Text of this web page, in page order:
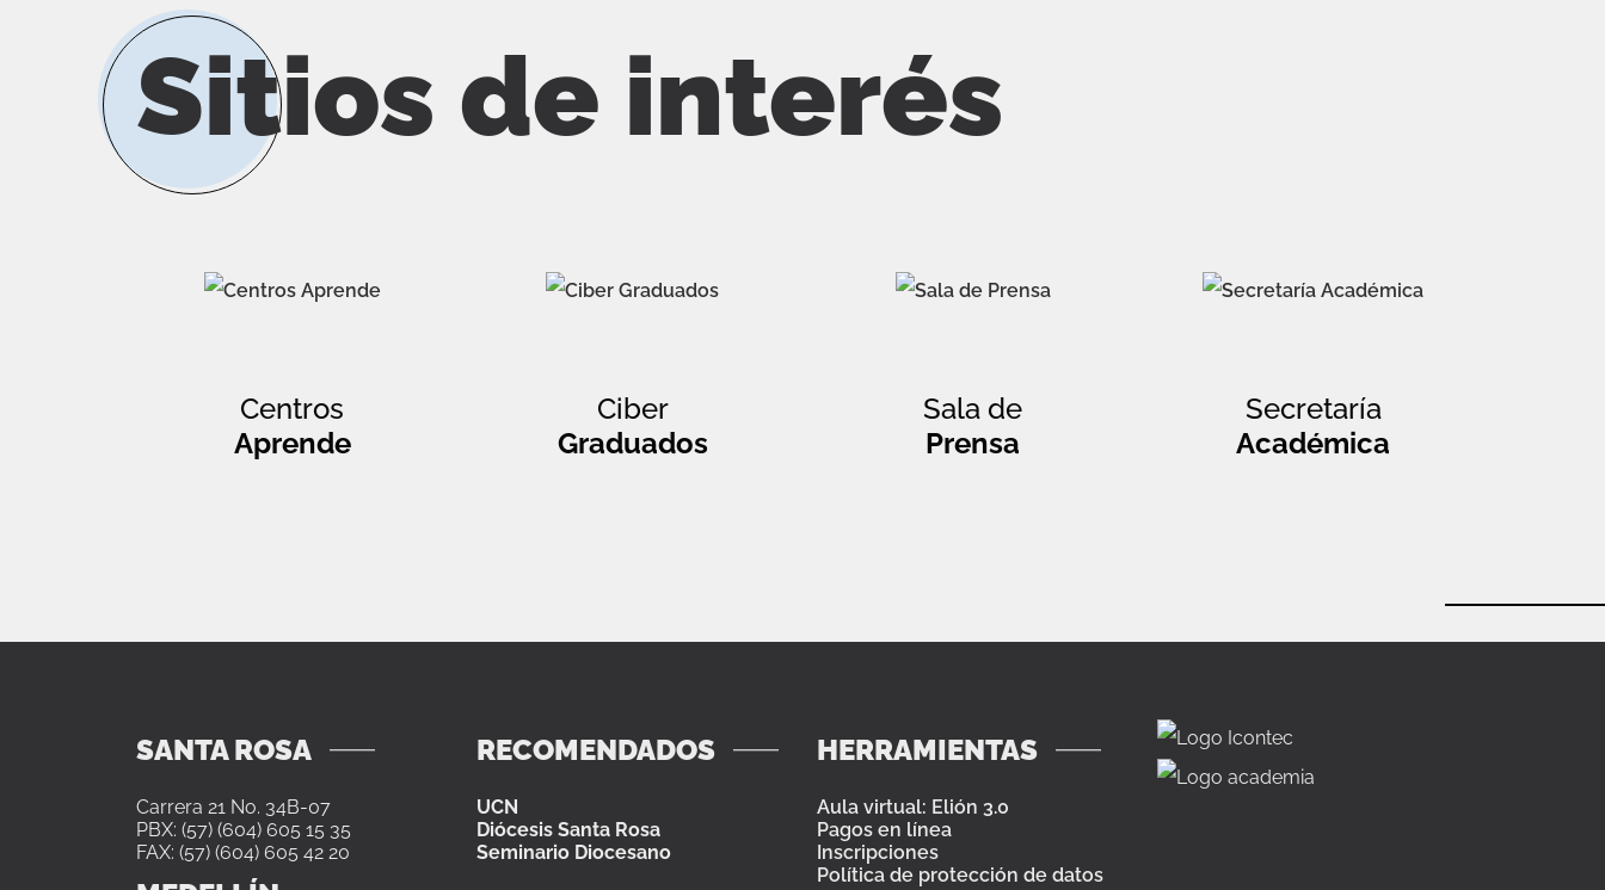
Sitios de interés
Centros
Aprende
Ciber
Graduados
Sala de
Prensa
Secretaría
Académica
SANTA ROSA
Carrera 21 No. 34B-07
PBX: (57) (604) 605 15 35
FAX: (57) (604) 605 42 20
RECOMENDADOS
UCN
Diócesis Santa Rosa
Seminario Diocesano
HERRAMIENTAS
Aula virtual: Elión 3.0
Pagos en línea
Inscripciones
Política de protección de datos